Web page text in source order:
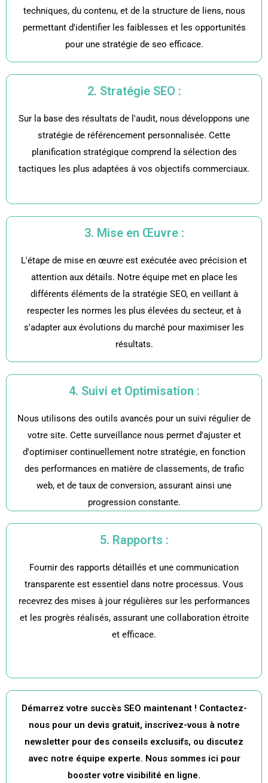
techniques, du contenu, et de la structure de liens, nous
permettant d'identifier les faiblesses et les opportunités
pour une stratégie de seo efficace.
2. Stratégie SEO :
Sur la base des résultats de l'audit, nous développons une
stratégie de référencement personnalisée. Cette
planification stratégique comprend la sélection des
tactiques les plus adaptées à vos objectifs commerciaux.
3. Mise en Œuvre :
L'étape de mise en œuvre est exécutée avec précision et
attention aux détails. Notre équipe met en place les
différents éléments de la stratégie SEO, en veillant à
respecter les normes les plus élevées du secteur, et à
s'adapter aux évolutions du marché pour maximiser les
résultats.
4. Suivi et Optimisation :
Nous utilisons des outils avancés pour un suivi régulier de
votre site. Cette surveillance nous permet d'ajuster et
d'optimiser continuellement notre stratégie, en fonction
des performances en matière de classements, de trafic
web, et de taux de conversion, assurant ainsi une
progression constante.
5. Rapports :
Fournir des rapports détaillés et une communication
transparente est essentiel dans notre processus. Vous
recevrez des mises à jour régulières sur les performances
et les progrès réalisés, assurant une collaboration étroite
et efficace.
Démarrez votre succès SEO maintenant ! Contactez-
nous pour un devis gratuit, inscrivez-vous à notre
newsletter pour des conseils exclusifs, ou discutez
avec notre équipe experte. Nous sommes ici pour
booster votre visibilité en ligne.